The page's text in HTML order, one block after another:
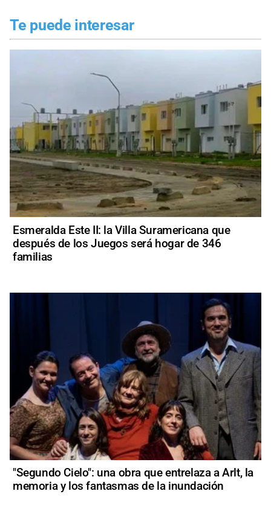
Te puede interesar
Esmeralda Este II: la Villa Suramericana que
después de los Juegos será hogar de 346
familias
"Segundo Cielo": una obra que entrelaza a Arlt, la
memoria y los fantasmas de la inundación